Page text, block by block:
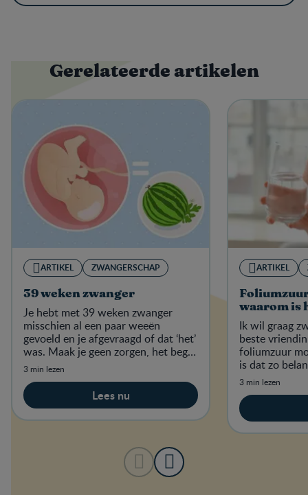
Gerelateerde artikelen
ARTIKEL ZWANGERSCHAP
39 weken zwanger
Je hebt met 39 weken zwanger
misschien al een paar weeën
gevoeld en je afgevraagd of dat ‘het’
was. Maak je geen zorgen, het begin
van de weeën zal je echt niet
3 min lezen
Lees nu
ARTIKEL
waarom is
Ik wil graag
beste
foliumzuur
is dat zo
3 min lezen